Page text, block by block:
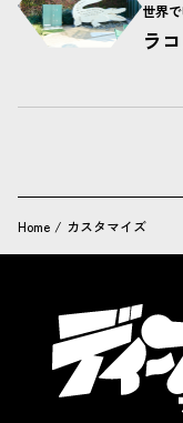
世界
ラ
Home / カスタマイズ